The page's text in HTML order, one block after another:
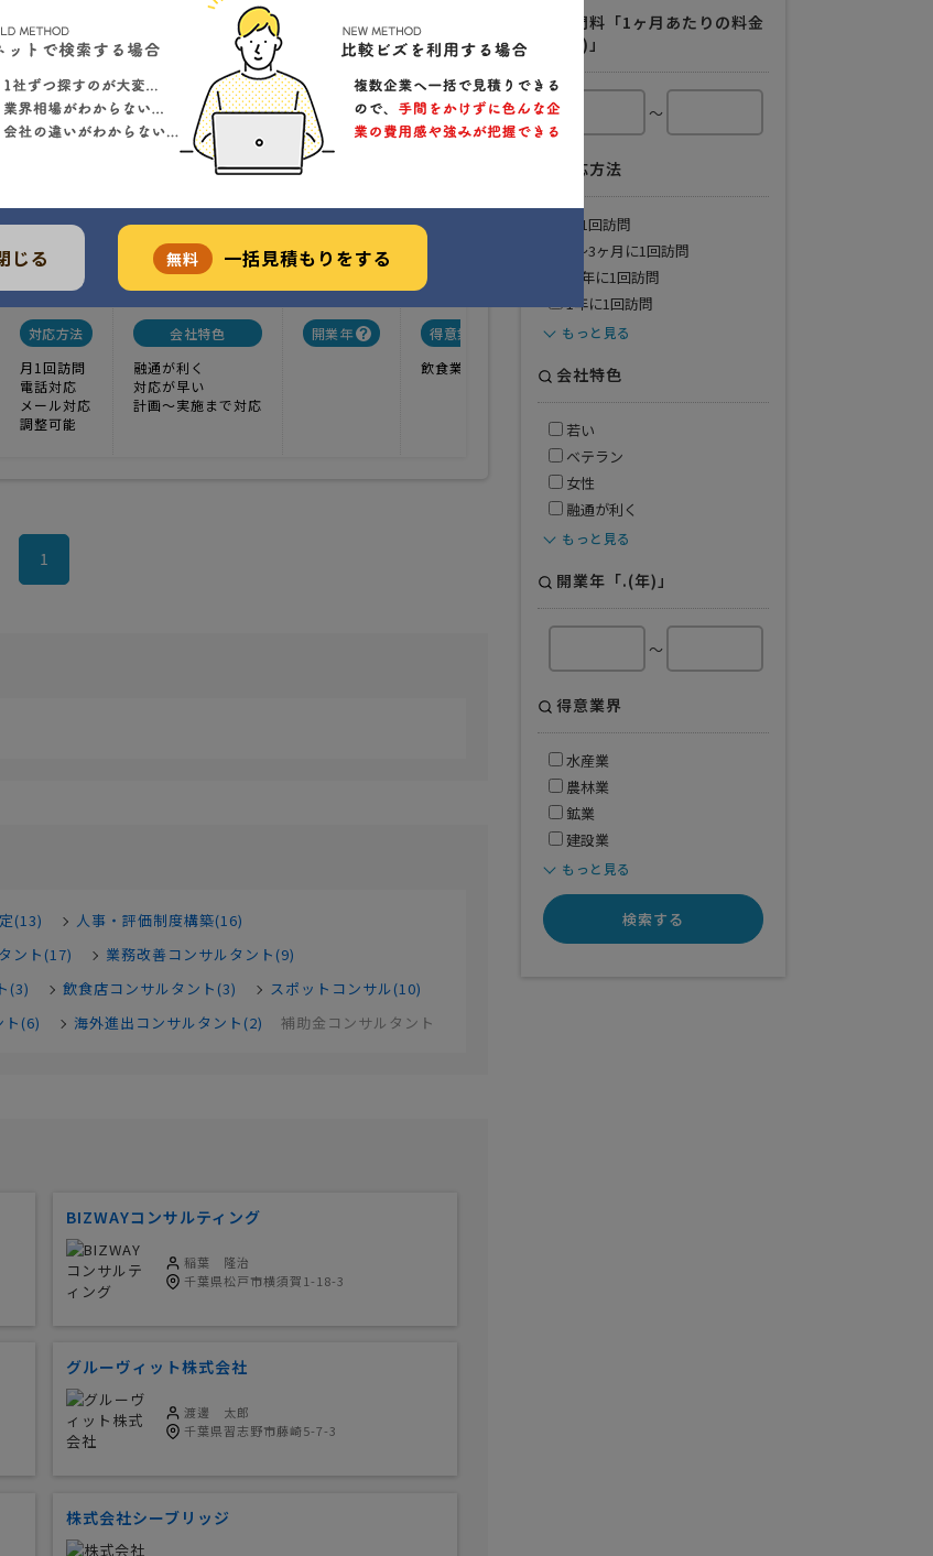
ント
705-1-903
チコミ
対応方法
月1回訪問
電話対応
メール対応
調整可能
会社特色
融通が利く
対応が早い
計画〜実施まで対応
開業年
得意業界
飲食業
1
(13)
人事・評価制度構築(16)
ント(17)
業務改善コンサルタント(9)
(3) 飲食店コンサルタント(3)
スポットコンサル(10)
ト(6) 海外進出コンサルタント(2) 補助金コンサルタント
BIZWAYコンサルティング
稲葉 隆治
千葉県松戸市横須賀1-18-3
グルーヴィット株式会社
渡邊 太郎
千葉県習志野市藤崎5-7-3
株式会社シーブリッジ
顧問料「1ヶ月あたりの料金
例.(円)」
～
対応方法
月1回訪問
2〜3ヶ月に1回訪問
半年に1回訪問
1年に1回訪問
もっと見る
会社特色
若い
ベテラン
女性
融通が利く
もっと見る
開業年「.(年)」
～
得意業界
水産業
農林業
鉱業
建設業
もっと見る
検索する
じる 無料 一括見積もりをする